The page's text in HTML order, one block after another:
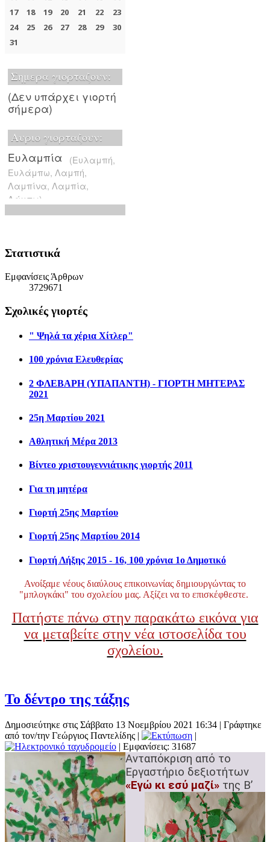
Στατιστικά
Εμφανίσεις Άρθρων
3729671
Σχολικές γιορτές
" Ψηλά τα χέρια Χίτλερ"
100 χρόνια Ελευθερίας
2 ΦΛΕΒΑΡΗ (ΥΠΑΠΑΝΤΗ) - ΓΙΟΡΤΗ ΜΗΤΕΡΑΣ
2021
25η Μαρτίου 2021
Αθλητική Μέρα 2013
Βίντεο χριστουγεννιάτικης γιορτής 2011
Για τη μητέρα
Γιορτή 25ης Μαρτίου
Γιορτή 25ης Μαρτίου 2014
Γιορτή Λήξης 2015 - 16, 100 χρόνια 1ο Δημοτικό
Ανοίξαμε νέους διαύλους επικοινωνίας δημιουργώντας το
"μπλογκάκι" του σχολείου μας. Αξίζει να το επισκέφθεστε.
Πατήστε πάνω στην παρακάτω εικόνα για
να μεταβείτε στην νέα ιστοσελίδα του
σχολείου.
Το δέντρο της τάξης
Δημοσιεύτηκε στις Σάββατο 13 Νοεμβρίου 2021 16:34 | Γράφτηκε
από τον/την Γεώργιος Παντελίδης |
|
| Εμφανίσεις: 31687
Ανταπόκριση από το
Εργαστήριο δεξιοτήτων
«Εγώ κι εσύ μαζί» της Β’